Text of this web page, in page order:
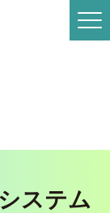
ステム